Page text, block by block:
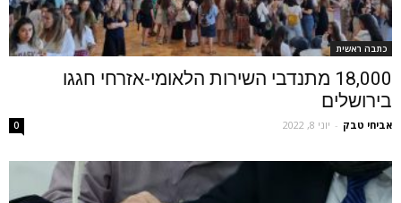
כתבה ראשית
18,000 מתנדבי השירות הלאומי-אזרחי חגגו
בירושלים
אביחי טבק - יוני 8, 2022 0